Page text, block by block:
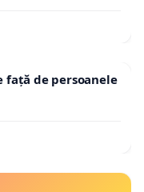
de persoanele